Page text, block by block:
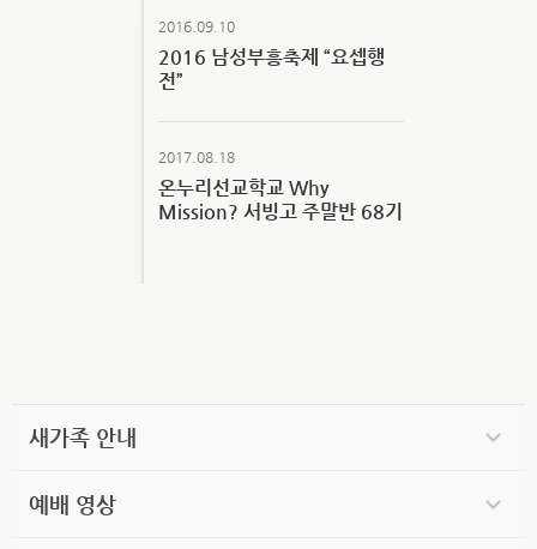
2016.09.10
2016 남성부흥축제 “요셉행
전”
2017.08.18
온누리선교학교 Why
Mission? 서빙고 주말반 68기
새가족 안내
예배 영상